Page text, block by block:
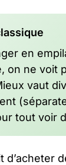
en
on ne voit
vaut
tout voir
d’acheter